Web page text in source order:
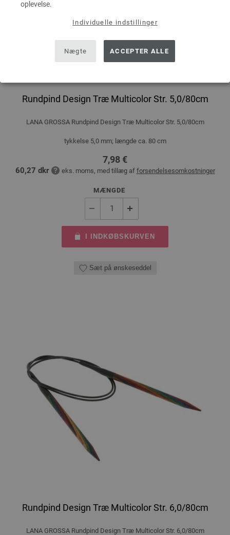
oplevelse.
Individuelle indstillinger
Nægte ACCEPTER ALLE
Rundpind Design Træ Multicolor Str. 5,0/80cm
LANA GROSSA Rundpind Design Træ Multicolor Str. 5,0/80cm
tykkelse 5,0 mm; længde ca. 80 cm
7,98 €
60,27 dkr eks. moms, med tillæg af forsendelsesomkostninger
MÆNGDE
I INDKØBSKURVEN
Sæt på ønskeseddel
Rundpind Design Træ Multicolor Str. 6,0/80cm
LANA GROSSA Rundpind Design Træ Multicolor Str. 6,0/80cm